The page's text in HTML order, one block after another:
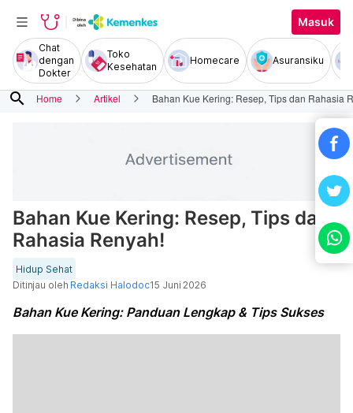
Masuk
Chat
dengan
Dokter
Toko
Kesehatan
Homecare Asuransiku
search Home Artikel Bahan Kue Kering: Resep, Tips dan Rahasia
Bahan Kue Kering: Resep, Tips dan
Rahasia Renyah!
Hidup Sehat
Ditinjau oleh Redaksi Halodoc15 Juni 2026
Bahan Kue Kering: Panduan Lengkap & Tips Sukses